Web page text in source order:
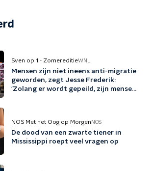
Sven op 1 - ZomereditieWNL
Mensen zijn niet ineens anti-migratie
geworden, zegt Jesse Frederik:
'Zolang er wordt gepeild, zijn mensen
NOS Met het Oog op Morgen NOS
De dood van een zwarte tiener in
Mississippi roept veel vragen op